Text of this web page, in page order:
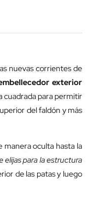
nuevas corrientes de
exterior
cuadrada para permitir
del faldón y más
manera oculta hasta la
elijas para la estructura
de las patas y luego